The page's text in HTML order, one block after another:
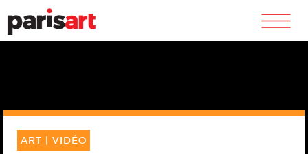
m
ART | VIDÉO